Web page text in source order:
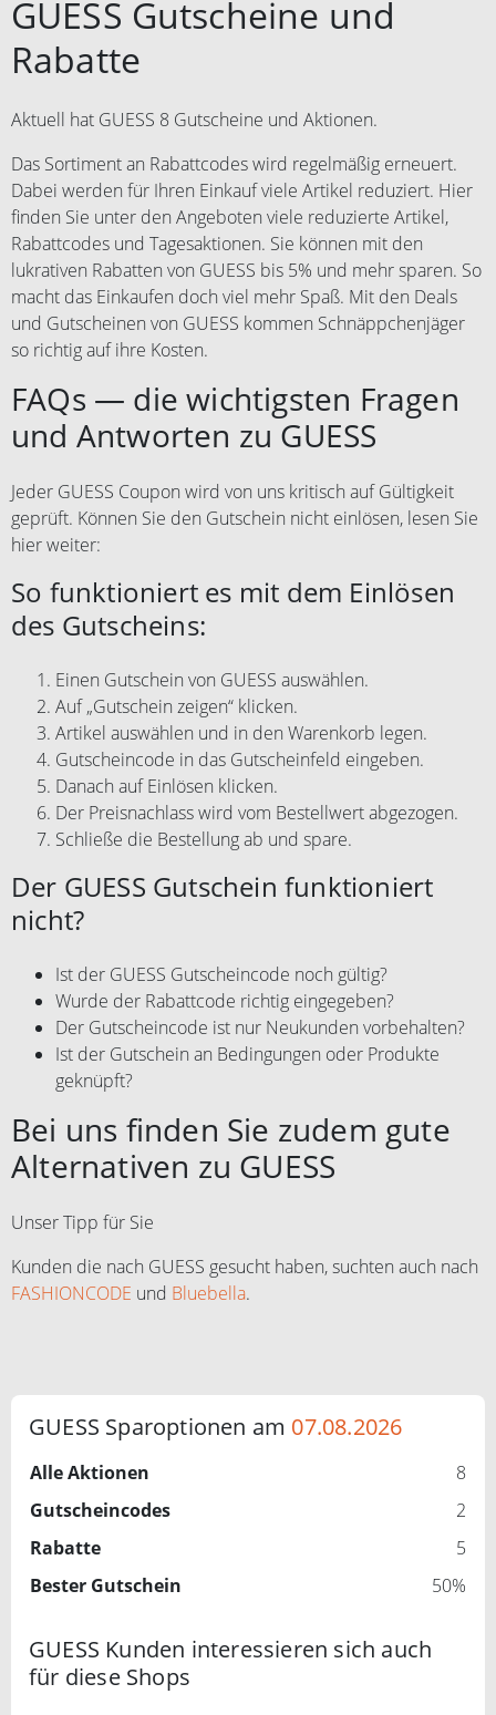
GUESS Gutscheine und
Rabatte
Aktuell hat GUESS 8 Gutscheine und Aktionen.
Das Sortiment an Rabattcodes wird regelmäßig erneuert.
Dabei werden für Ihren Einkauf viele Artikel reduziert. Hier
finden Sie unter den Angeboten viele reduzierte Artikel,
Rabattcodes und Tagesaktionen. Sie können mit den
lukrativen Rabatten von GUESS bis 5% und mehr sparen. So
macht das Einkaufen doch viel mehr Spaß. Mit den Deals
und Gutscheinen von GUESS kommen Schnäppchenjäger
so richtig auf ihre Kosten.
FAQs — die wichtigsten Fragen
und Antworten zu GUESS
Jeder GUESS Coupon wird von uns kritisch auf Gültigkeit
geprüft. Können Sie den Gutschein nicht einlösen, lesen Sie
hier weiter:
So funktioniert es mit dem Einlösen
des Gutscheins:
Einen Gutschein von GUESS auswählen.
Auf „Gutschein zeigen“ klicken.
Artikel auswählen und in den Warenkorb legen.
Gutscheincode in das Gutscheinfeld eingeben.
Danach auf Einlösen klicken.
Der Preisnachlass wird vom Bestellwert abgezogen.
Schließe die Bestellung ab und spare.
Der GUESS Gutschein funktioniert
nicht?
Ist der GUESS Gutscheincode noch gültig?
Wurde der Rabattcode richtig eingegeben?
Der Gutscheincode ist nur Neukunden vorbehalten?
Ist der Gutschein an Bedingungen oder Produkte
geknüpft?
Bei uns finden Sie zudem gute
Alternativen zu GUESS
Unser Tipp für Sie
Kunden die nach GUESS gesucht haben, suchten auch nach
FASHIONCODE und Bluebella.
GUESS Sparoptionen am 07.08.2026
Alle Aktionen
8
Gutscheincodes
2
Rabatte
5
Bester Gutschein
50%
GUESS Kunden interessieren sich auch
für diese Shops